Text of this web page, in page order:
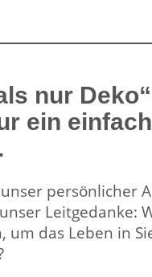
nur
ein
persönlicher
Leitgedanke:
um das Leben in